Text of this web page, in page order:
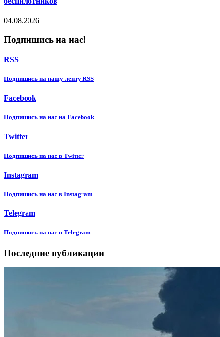
04.08.2026
Подпишись на нас!
RSS
Подпишиcь на нашу ленту RSS
Facebook
Подпишиcь на нас на Facebook
Twitter
Подпишиcь на нас в Twitter
Instagram
Подпишиcь на нас в Instagram
Telegram
Подпишиcь на нас в Telegram
Последние публикации